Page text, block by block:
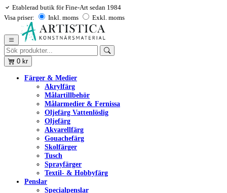
Etablerad butik för Fine-Art sedan 1984
Visa priser:
Inkl. moms Exkl. moms
0 kr
Färger & Medier
Akrylfärg
Målartillbehör
Målarmedier & Fernissa
Oljefärg Vattenlöslig
Oljefärg
Akvarellfärg
Gouachefärg
Skolfärger
Tusch
Sprayfärger
Textil- & Hobbyfärg
Penslar
Specialpenslar